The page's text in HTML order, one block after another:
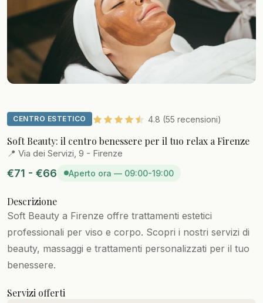
CENTRO ESTETICO 4.8 (55 recensioni)
Soft Beauty: il centro benessere per il tuo relax a Firenze
📍 Via dei Servizi, 9 - Firenze
€71 - €66 Aperto ora — 09:00-19:00
Descrizione
Soft Beauty a Firenze offre trattamenti estetici
professionali per viso e corpo. Scopri i nostri servizi di
beauty, massaggi e trattamenti personalizzati per il tuo
benessere.
Servizi offerti